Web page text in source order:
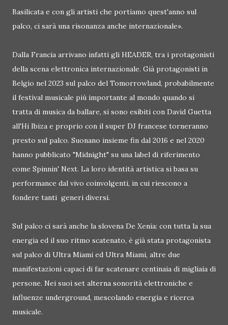
Basilicata e con gli artisti che portiamo quest'anno sul
palco, ci sarà una risonanza anche internazionale».
Dalla Francia arrivano infatti gli HEADER, tra i protagonisti
della scena elettronica internazionale. Già protagonisti in
Belgio nel 2023 sul palco del Tomorrowland, probabilmente
il festival musicale più importante al mondo quando si
tratta di musica da ballare, si sono esibiti con David Guetta
all'Hi Ibiza e proprio con il super DJ francese torneranno
presto sul palco. Suonano insieme fin dal 2016 e nel 2020
hanno pubblicato "Midnight" su una label di riferimento
come Spinnin' Next. La loro identità artistica si basa su
performance dal vivo coinvolgenti, in cui riescono a
fondere tanti generi diversi.
Sul palco ci sarà anche la slovena De Xenia: con tutta la sua
energia ed il suo ritmo scatenato, è già stata protagonista
sul palco di Ultra Miami ed Ultra Miami, altre due
manifestazioni capaci di far scatenare centinaia di migliaia di
persone. Nei suoi set alterna sonorità elettroniche e
influenze underground, mescolando energia e ricerca
musicale.